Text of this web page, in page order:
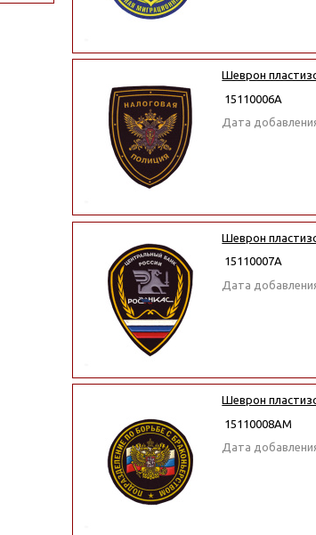
Шеврон
15110006А
Дата
Шеврон
15110007А
Дата
Шеврон
15110008АМ
Дата